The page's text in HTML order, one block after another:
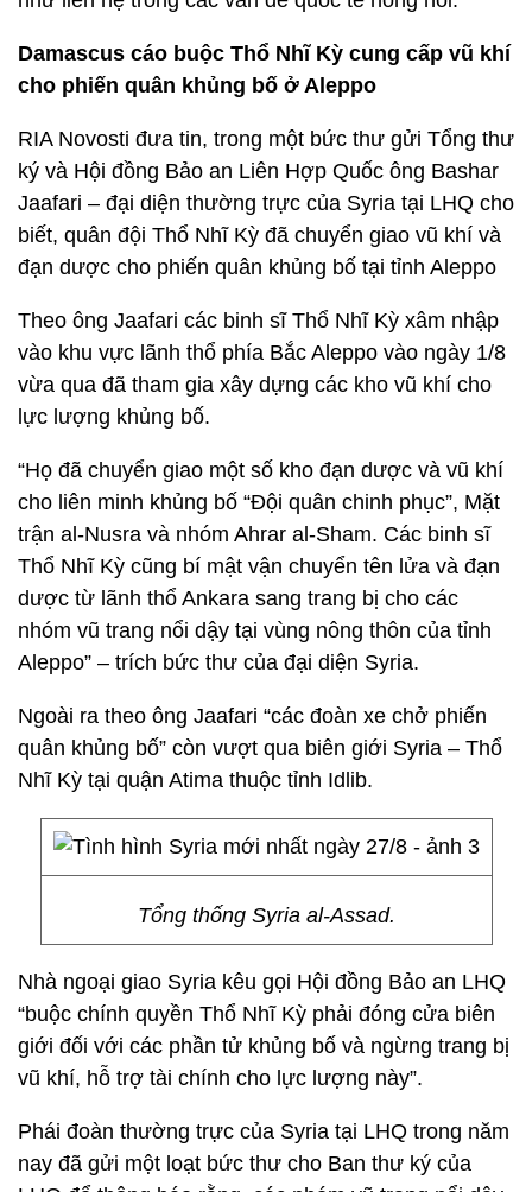
Damascus cáo buộc Thổ Nhĩ Kỳ cung cấp vũ khí
cho phiến quân khủng bố ở Aleppo
RIA Novosti đưa tin, trong một bức thư gửi Tổng thư
ký và Hội đồng Bảo an Liên Hợp Quốc ông Bashar
Jaafari – đại diện thường trực của Syria tại LHQ cho
biết, quân đội Thổ Nhĩ Kỳ đã chuyển giao vũ khí và
đạn dược cho phiến quân khủng bố tại tỉnh Aleppo
Theo ông Jaafari các binh sĩ Thổ Nhĩ Kỳ xâm nhập
vào khu vực lãnh thổ phía Bắc Aleppo vào ngày 1/8
vừa qua đã tham gia xây dựng các kho vũ khí cho
lực lượng khủng bố.
“Họ đã chuyển giao một số kho đạn dược và vũ khí
cho liên minh khủng bố “Đội quân chinh phục”, Mặt
trận al-Nusra và nhóm Ahrar al-Sham. Các binh sĩ
Thổ Nhĩ Kỳ cũng bí mật vận chuyển tên lửa và đạn
dược từ lãnh thổ Ankara sang trang bị cho các
nhóm vũ trang nổi dậy tại vùng nông thôn của tỉnh
Aleppo” – trích bức thư của đại diện Syria.
Ngoài ra theo ông Jaafari “các đoàn xe chở phiến
quân khủng bố” còn vượt qua biên giới Syria – Thổ
Nhĩ Kỳ tại quận Atima thuộc tỉnh Idlib.
Tổng thống Syria al-Assad.
Nhà ngoại giao Syria kêu gọi Hội đồng Bảo an LHQ
“buộc chính quyền Thổ Nhĩ Kỳ phải đóng cửa biên
giới đối với các phần tử khủng bố và ngừng trang bị
vũ khí, hỗ trợ tài chính cho lực lượng này”.
Phái đoàn thường trực của Syria tại LHQ trong năm
nay đã gửi một loạt bức thư cho Ban thư ký của